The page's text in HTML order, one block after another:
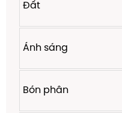
Đất
Ánh sáng
Bón phân